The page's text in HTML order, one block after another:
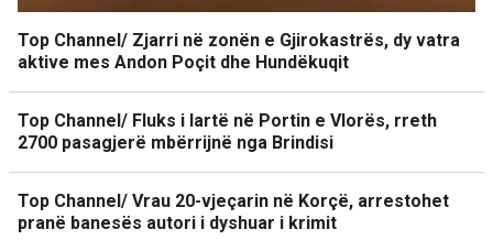
Top Channel/ Zjarri në zonën e Gjirokastrës, dy vatra
aktive mes Andon Poçit dhe Hundëkuqit
Top Channel/ Fluks i lartë në Portin e Vlorës, rreth
2700 pasagjerë mbërrijnë nga Brindisi
Top Channel/ Vrau 20-vjeçarin në Korçë, arrestohet
pranë banesës autori i dyshuar i krimit